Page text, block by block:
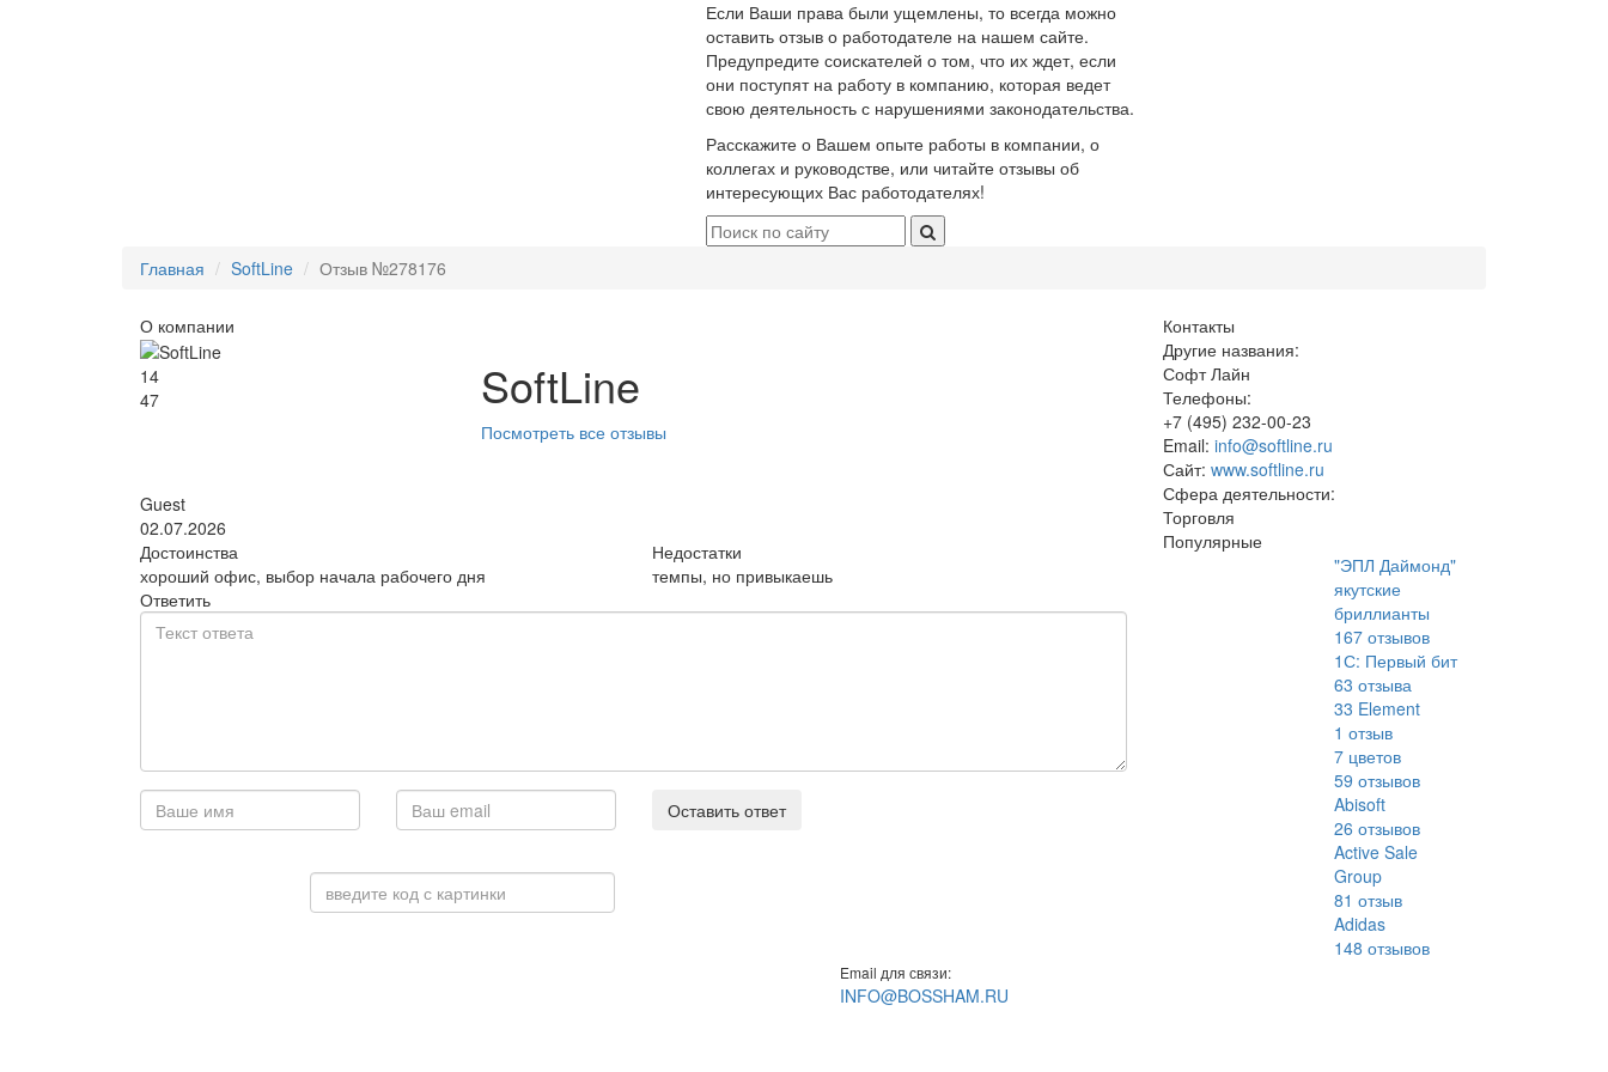
Если Ваши права были ущемлены, то всегда можно
оставить отзыв о работодателе на нашем сайте.
Предупредите соискателей о том, что их ждет, если
они поступят на работу в компанию, которая ведет
свою деятельность с нарушениями законодательства.
Расскажите о Вашем опыте работы в компании, о
коллегах и руководстве, или читайте отзывы об
интересующих Вас работодателях!
Главная SoftLine Отзыв №278176
О компании
14
47
SoftLine
Посмотреть все отзывы
Guest
02.07.2026
Достоинства
хороший офис, выбор начала рабочего дня
Недостатки
темпы, но привыкаешь
Ответить
Оставить ответ
Контакты
Другие названия:
Софт Лайн
Телефоны:
+7 (495) 232-00-23
Email: info@softline.ru
Сайт: www.softline.ru
Сфера деятельности:
Торговля
Популярные
"ЭПЛ Даймонд"
якутские
бриллианты
167отзывов
1С: Первый бит
63 отзыва
33 Element
1 отзыв
7 цветов
59 отзывов
Abisoft
26 отзывов
Active Sale
Group
81 отзыв
Adidas
148 отзывов
Email для связи:
INFO@BOSSHAM.RU